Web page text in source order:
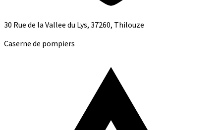
30 Rue de la Vallee du Lys, 37260, Thilouze
Caserne de pompiers